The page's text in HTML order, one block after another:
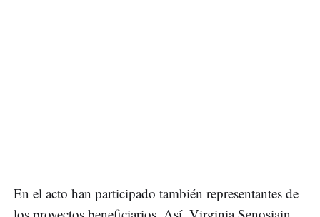
En el acto han participado también representantes de